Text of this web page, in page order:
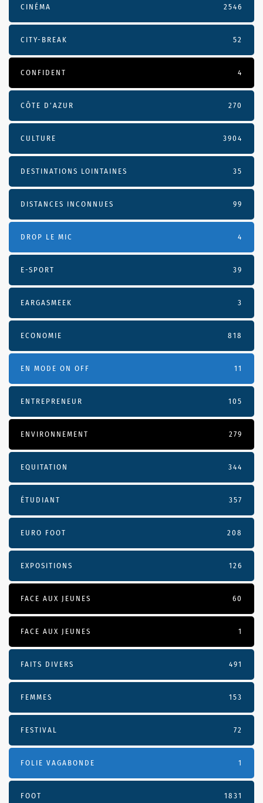
CINÉMA 2546
CITY-BREAK 52
CONFIDENT 4
CÔTE D’AZUR 270
CULTURE 3904
DESTINATIONS LOINTAINES 35
DISTANCES INCONNUES 99
DROP LE MIC 4
E-SPORT 39
EARGASMEEK 3
ECONOMIE 818
EN MODE ON OFF 11
ENTREPRENEUR 105
ENVIRONNEMENT 279
EQUITATION 344
ÉTUDIANT 357
EURO FOOT 208
EXPOSITIONS 126
FACE AUX JEUNES 60
FACE AUX JEUNES 1
FAITS DIVERS 491
FEMMES 153
FESTIVAL 72
FOLIE VAGABONDE 1
FOOT 1831